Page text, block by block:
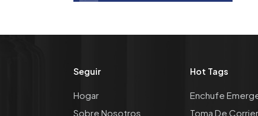
con puerto USB, toma
inalámbrico rápido
Seguir
Hogar
Sobre Nosotros
Hot Tags
Enchufe
Toma De